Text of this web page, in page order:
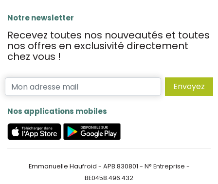
Notre newsletter
Recevez toutes nos nouveautés et toutes
nos offres en exclusivité directement
chez vous !
Envoyez
Nos applications mobiles
Emmanuelle Haufroid - APB 830801 - N° Entreprise -
BE0458.496.432